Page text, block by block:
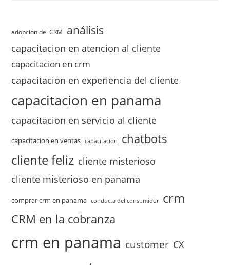
adopción del CRM análisis
capacitacion en atencion al cliente
capacitacion en crm
capacitacion en experiencia del cliente
capacitacion en panama
capacitacion en servicio al cliente
capacitacion en ventas capacitación chatbots
cliente feliz cliente misterioso
cliente misterioso en panama
comprar crm en panama conducta del consumidor crm
CRM en la cobranza
crm en panama customer CX